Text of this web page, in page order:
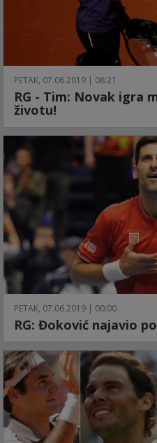
PETAK, 07.06.2019 | 08:21
RG - Tim: Novak igra
životu!
PETAK, 07.06.2019 | 00:00
RG: Đoković najavio